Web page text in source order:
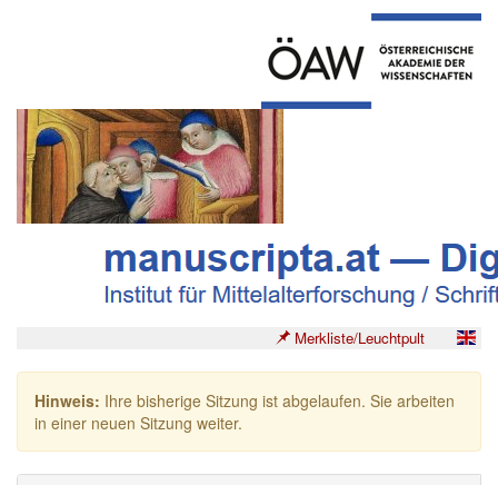
Merkliste/Leuchtpult
Hinweis: Ihre bisherige Sitzung ist abgelaufen. Sie arbeiten
in einer neuen Sitzung weiter.